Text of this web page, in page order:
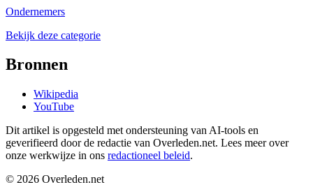
Ondernemers
Bekijk deze categorie
Bronnen
Wikipedia
YouTube
Dit artikel is opgesteld met ondersteuning van AI-tools en
geverifieerd door de redactie van Overleden.net. Lees meer over
onze werkwijze in ons redactioneel beleid.
© 2026 Overleden.net